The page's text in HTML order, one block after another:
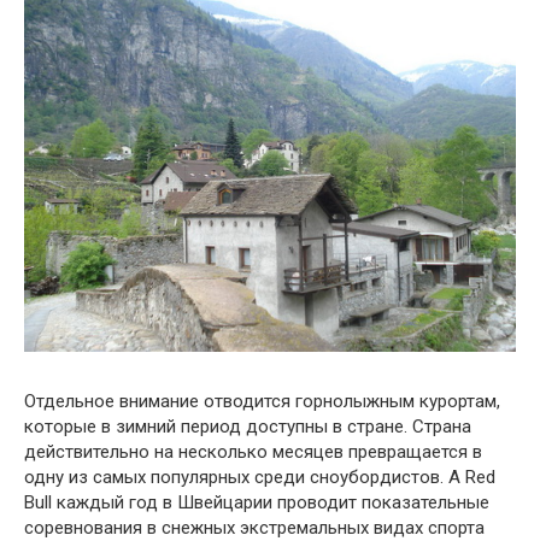
Отдельное внимание отводится горнолыжным курортам,
которые в зимний период доступны в стране. Страна
действительно на несколько месяцев превращается в
одну из самых популярных среди сноубордистов. А Red
Bull каждый год в Швейцарии проводит показательные
соревнования в снежных экстремальных видах спорта